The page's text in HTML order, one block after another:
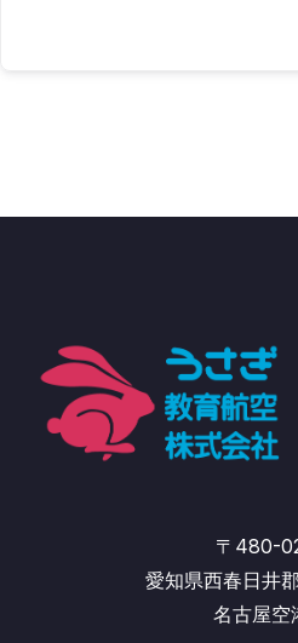
〒480-
愛知県西春日井
名古屋空